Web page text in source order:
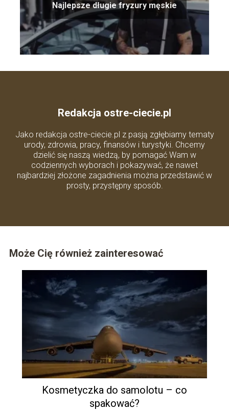
Najlepsze długie fryzury męskie
Redakcja ostre-ciecie.pl
Jako redakcja ostre-ciecie.pl z pasją zgłębiamy tematy
urody, zdrowia, pracy, finansów i turystyki. Chcemy
dzielić się naszą wiedzą, by pomagać Wam w
codziennych wyborach i pokazywać, że nawet
najbardziej złożone zagadnienia można przedstawić w
prosty, przystępny sposób.
Może Cię również zainteresować
Kosmetyczka do samolotu – co
spakować?